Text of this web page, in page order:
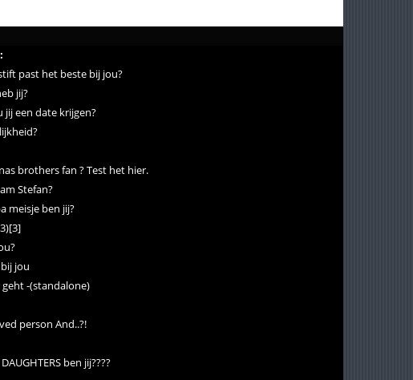
past het beste bij jou?
jij?
jij een date krijgen?
brothers fan ? Test het hier.
Stefan?
meisje ben jij?
jou
-(standalone)
person And..?!
ben jij????